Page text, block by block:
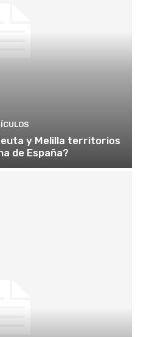
y Melilla territorios
de España?